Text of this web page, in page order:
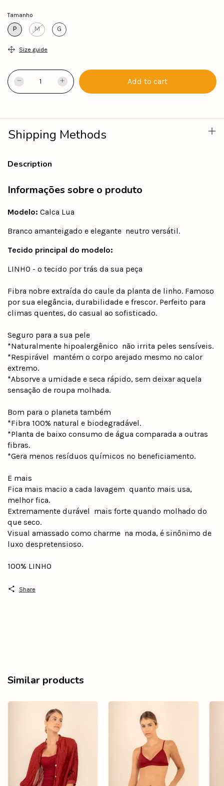
Tamanho
P M G
Size guide
Shipping Methods
Description
Informações sobre o produto
Modelo: Calca Lua
Branco amanteigado e elegante  neutro versátil.
Tecido principal do modelo:
LINHO - o tecido por trás da sua peça
Fibra nobre extraída do caule da planta de linho. Famoso
por sua elegância, durabilidade e frescor. Perfeito para
climas quentes, do casual ao sofisticado.
Seguro para a sua pele
*Naturalmente hipoalergênico  não irrita peles sensíveis.
*Respirável  mantém o corpo arejado mesmo no calor
extremo.
*Absorve a umidade e seca rápido, sem deixar aquela
sensação de roupa molhada.
Bom para o planeta também
*Fibra 100% natural e biodegradável.
*Planta de baixo consumo de água comparada a outras
fibras.
*Gera menos resíduos químicos no beneficiamento.
E mais
Fica mais macio a cada lavagem  quanto mais usa,
melhor fica.
Extremamente durável  mais forte quando molhado do
que seco.
Visual amassado como charme  na moda, é sinônimo de
luxo despretensioso.
100% LINHO
Share
Similar products